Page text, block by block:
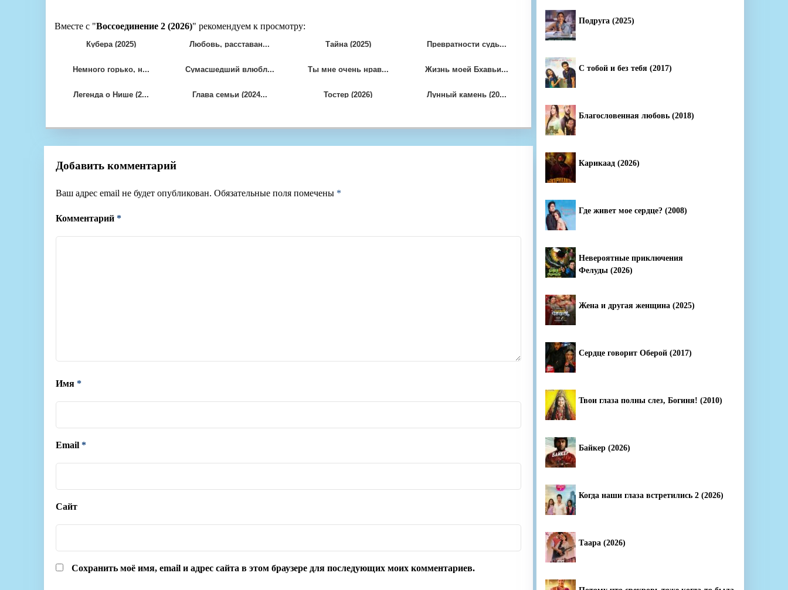
Вместе с "Воссоединение 2 (2026)" рекомендуем к просмотру:
Кубера (2025) Любовь, расставан... Тайна (2025) Превратности судь...
Немного горько, н... Сумасшедший влюбл... Ты мне очень нрав... Жизнь моей Бхавьи...
Легенда о Нише (2... Глава семьи (2024... Тостер (2026) Лунный камень (20...
Добавить комментарий
Ваш адрес email не будет опубликован. Обязательные поля помечены *
Комментарий *
Имя *
Email *
Сайт
Сохранить моё имя, email и адрес сайта в этом браузере для последующих моих комментариев.
Подруга (2025)
С тобой и без тебя (2017)
Благословенная любовь (2018)
Карикаад (2026)
Где живет мое сердце? (2008)
Невероятные приключения
Фелуды (2026)
Жена и другая женщина (2025)
Сердце говорит Оберой (2017)
Твои глаза полны слез, Богиня! (2010)
Байкер (2026)
Когда наши глаза встретились 2 (2026)
Таара (2026)